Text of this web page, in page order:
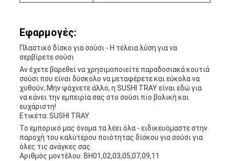
Εφαρμογές:
Πλαστικό δίσκο για σούσι - Η τέλεια λύση για να
σερβίρετε σούσι
Αν έχετε βαρεθεί να χρησιμοποιείτε παραδοσιακά κουτιά
σούσι που είναι δύσκολο να μεταφέρετε και εύκολα να
χυθούν; Μην ψάχνετε άλλο, η SUSHI TRAY είναι εδώ για
να κάνει την εμπειρία σας στο σούσι πιο βολική και
ευχάριστη!
Ετικέτα: SUSHI TRAY
Το εμπορικό μας όνομα τα λέει όλα - ειδικευόμαστε στην
παροχή του καλύτερου ποιότητας δίσκου για σούσι για
όλες τις ανάγκες σας.
Αριθμός μοντέλου: BH01,02,03,05,07,09,11